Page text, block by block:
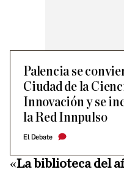
Palencia se
Ciudad de la
Innovación y se
la Red Innpulso
El Debate
«La biblioteca del